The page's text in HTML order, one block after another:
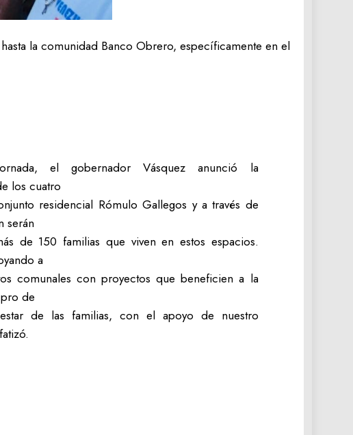
la comunidad Banco Obrero, específicamente en el
el gobernador Vásquez anunció la
los cuatro
residencial Rómulo Gallegos y a través de
serán
de 150 familias que viven en estos espacios.
a
comunales con proyectos que beneficien a la
de
de las familias, con el apoyo de nuestro